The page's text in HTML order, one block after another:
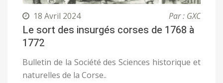
18 Avril 2024 Par : GXC
Le sort des insurgés corses de 1768 à
1772
Bulletin de la Société des Sciences historique et
naturelles de la Corse..